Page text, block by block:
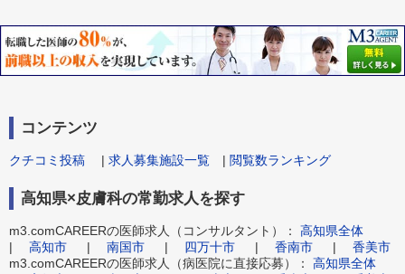
コンテンツ
クチコミ投稿 | 求人募集施設一覧 | 閲覧数ランキング
高知県×皮膚科の常勤求人を探す
m3.comCAREERの医師求人（コンサルタント）： 高知県全体
| 高知市 | 南国市 | 四万十市 | 香南市 | 香美市
m3.comCAREERの医師求人（病医院に直接応募）： 高知県全体